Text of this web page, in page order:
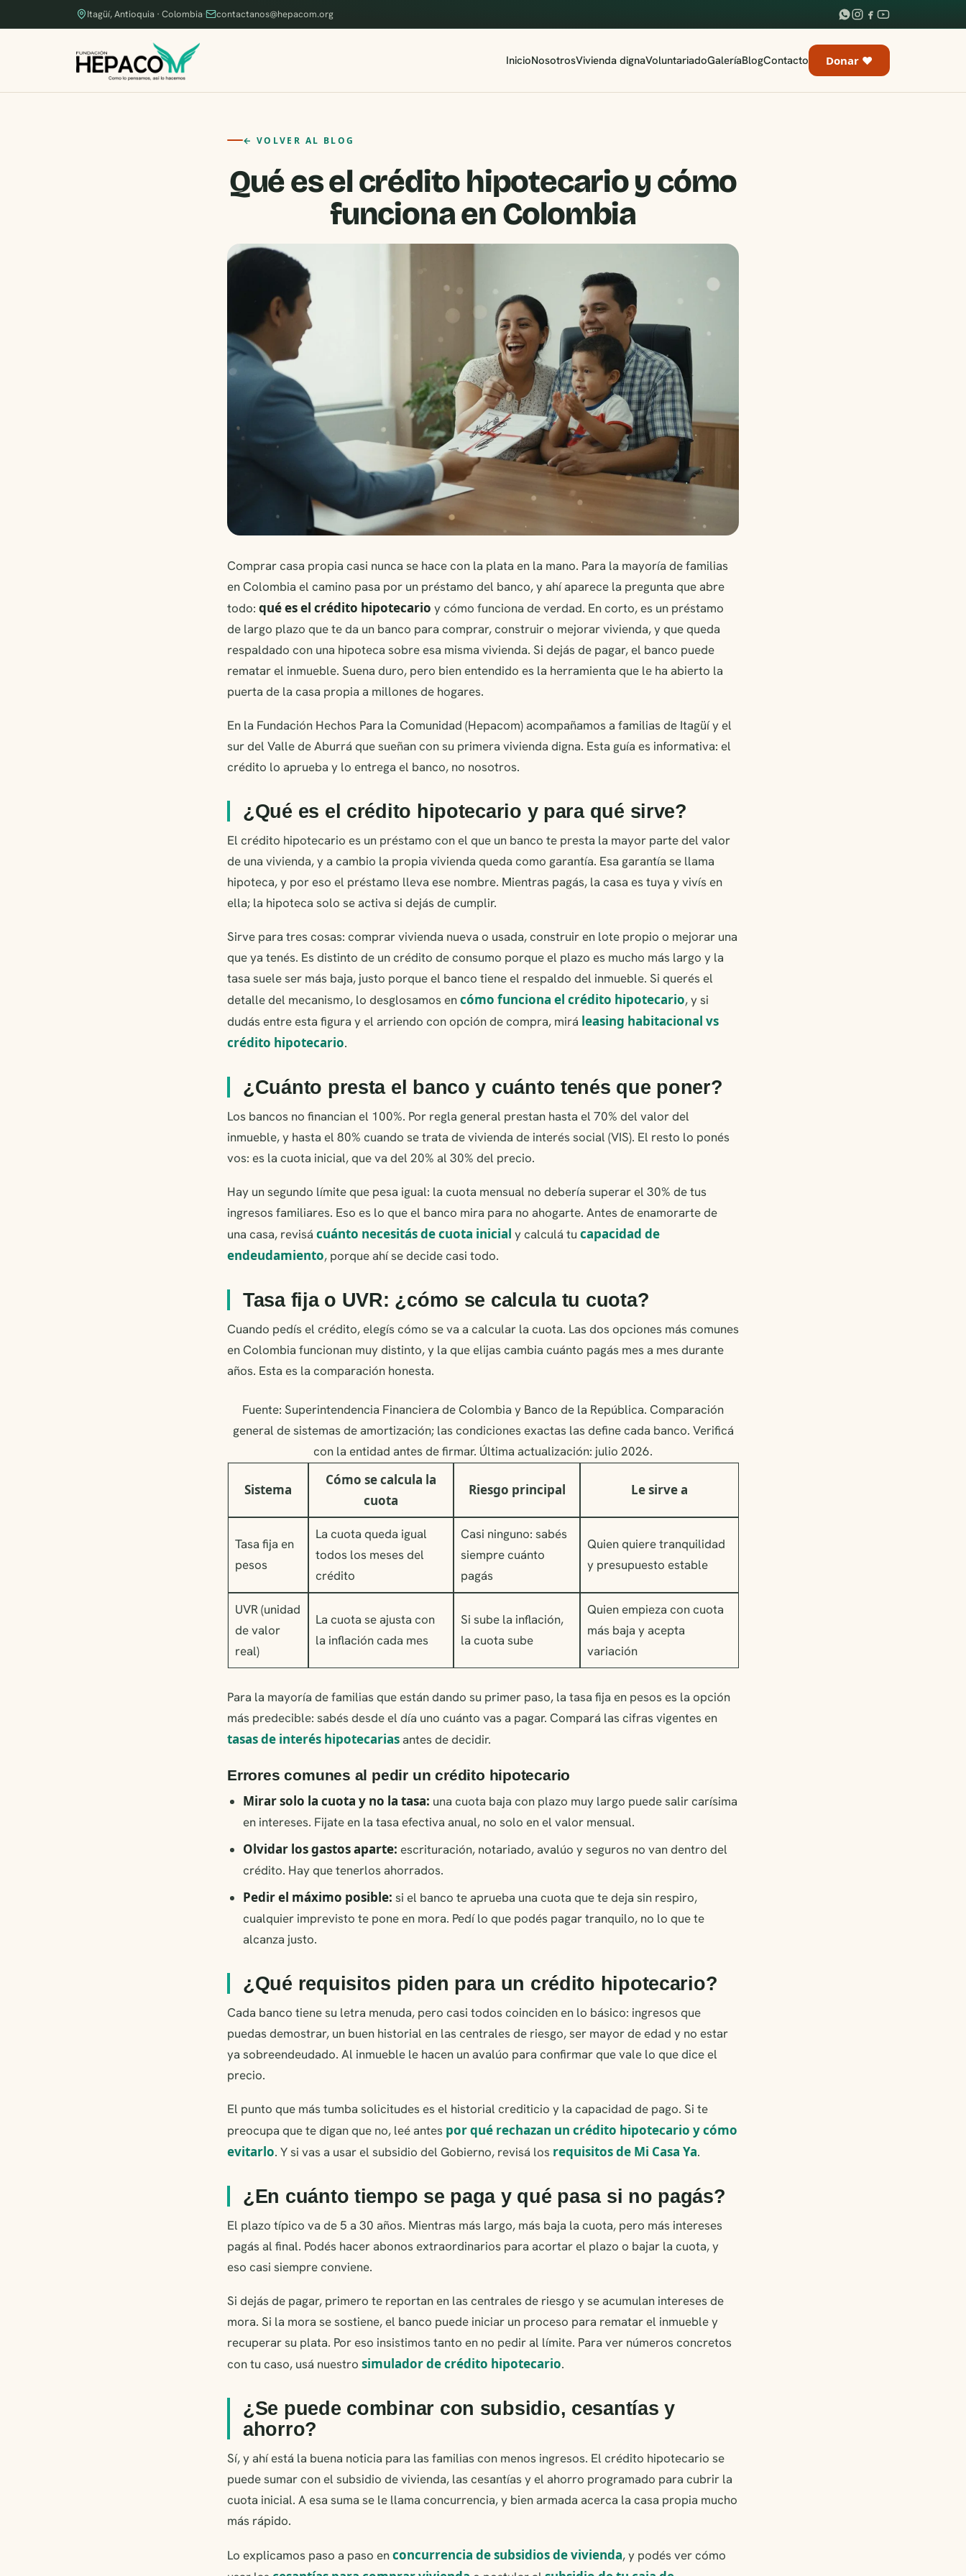
Itagüí, Antioquia · Colombia· contactanos@hepacom.org
InicioNosotrosVivienda dignaVoluntariadoGaleríaBlogContacto Donar ♥
← VOLVER AL BLOG
Qué es el crédito hipotecario y cómo
funciona en Colombia
Comprar casa propia casi nunca se hace con la plata en la mano. Para la mayoría de familias
en Colombia el camino pasa por un préstamo del banco, y ahí aparece la pregunta que abre
todo: qué es el crédito hipotecario y cómo funciona de verdad. En corto, es un préstamo
de largo plazo que te da un banco para comprar, construir o mejorar vivienda, y que queda
respaldado con una hipoteca sobre esa misma vivienda. Si dejás de pagar, el banco puede
rematar el inmueble. Suena duro, pero bien entendido es la herramienta que le ha abierto la
puerta de la casa propia a millones de hogares.
En la Fundación Hechos Para la Comunidad (Hepacom) acompañamos a familias de Itagüí y el
sur del Valle de Aburrá que sueñan con su primera vivienda digna. Esta guía es informativa: el
crédito lo aprueba y lo entrega el banco, no nosotros.
¿Qué es el crédito hipotecario y para qué sirve?
El crédito hipotecario es un préstamo con el que un banco te presta la mayor parte del valor
de una vivienda, y a cambio la propia vivienda queda como garantía. Esa garantía se llama
hipoteca, y por eso el préstamo lleva ese nombre. Mientras pagás, la casa es tuya y vivís en
ella; la hipoteca solo se activa si dejás de cumplir.
Sirve para tres cosas: comprar vivienda nueva o usada, construir en lote propio o mejorar una
que ya tenés. Es distinto de un crédito de consumo porque el plazo es mucho más largo y la
tasa suele ser más baja, justo porque el banco tiene el respaldo del inmueble. Si querés el
detalle del mecanismo, lo desglosamos encómo funciona el crédito hipotecario, y si
dudás entre esta figura y el arriendo con opción de compra, mirá leasing habitacional vs
crédito hipotecario.
¿Cuánto presta el banco y cuánto tenés que poner?
Los bancos no financian el 100%. Por regla general prestan hasta el 70% del valor del
inmueble, y hasta el 80% cuando se trata de vivienda de interés social (VIS). El resto lo ponés
vos: es la cuota inicial, que va del 20% al 30% del precio.
Hay un segundo límite que pesa igual: la cuota mensual no debería superar el 30% de tus
ingresos familiares. Eso es lo que el banco mira para no ahogarte. Antes de enamorarte de
una casa, revisá cuánto necesitás de cuota inicial y calculá tu capacidad de
endeudamiento, porque ahí se decide casi todo.
Tasa fija o UVR: ¿cómo se calcula tu cuota?
Cuando pedís el crédito, elegís cómo se va a calcular la cuota. Las dos opciones más comunes
en Colombia funcionan muy distinto, y la que elijas cambia cuánto pagás mes a mes durante
años. Esta es la comparación honesta.
Fuente: Superintendencia Financiera de Colombia y Banco de la República. Comparación
general de sistemas de amortización; las condiciones exactas las define cada banco. Verificá
con la entidad antes de firmar. Última actualización: julio 2026.
Sistema
Cómo se calcula la
cuota
Riesgo principal Le sirve a
Tasa fija en
pesos
La cuota queda igual
todos los meses del
crédito
Casi ninguno: sabés
siempre cuánto
pagás
Quien quiere tranquilidad
y presupuesto estable
UVR (unidad
de valor
real)
La cuota se ajusta con
la inflación cada mes
Si sube la inflación,
la cuota sube
Quien empieza con cuota
más baja y acepta
variación
Para la mayoría de familias que están dando su primer paso, la tasa fija en pesos es la opción
más predecible: sabés desde el día uno cuánto vas a pagar. Compará las cifras vigentes en
tasas de interés hipotecariasantes de decidir.
Errores comunes al pedir un crédito hipotecario
Mirar solo la cuota y no la tasa: una cuota baja con plazo muy largo puede salir carísima
en intereses. Fijate en la tasa efectiva anual, no solo en el valor mensual.
Olvidar los gastos aparte: escrituración, notariado, avalúo y seguros no van dentro del
crédito. Hay que tenerlos ahorrados.
Pedir el máximo posible: si el banco te aprueba una cuota que te deja sin respiro,
cualquier imprevisto te pone en mora. Pedí lo que podés pagar tranquilo, no lo que te
alcanza justo.
¿Qué requisitos piden para un crédito hipotecario?
Cada banco tiene su letra menuda, pero casi todos coinciden en lo básico: ingresos que
puedas demostrar, un buen historial en las centrales de riesgo, ser mayor de edad y no estar
ya sobreendeudado. Al inmueble le hacen un avalúo para confirmar que vale lo que dice el
precio.
El punto que más tumba solicitudes es el historial crediticio y la capacidad de pago. Si te
preocupa que te digan que no, leé antes por qué rechazan un crédito hipotecario y cómo
evitarlo. Y si vas a usar el subsidio del Gobierno, revisá los requisitos de Mi Casa Ya.
¿En cuánto tiempo se paga y qué pasa si no pagás?
El plazo típico va de 5 a 30 años. Mientras más largo, más baja la cuota, pero más intereses
pagás al final. Podés hacer abonos extraordinarios para acortar el plazo o bajar la cuota, y
eso casi siempre conviene.
Si dejás de pagar, primero te reportan en las centrales de riesgo y se acumulan intereses de
mora. Si la mora se sostiene, el banco puede iniciar un proceso para rematar el inmueble y
recuperar su plata. Por eso insistimos tanto en no pedir al límite. Para ver números concretos
con tu caso, usá nuestro simulador de crédito hipotecario.
¿Se puede combinar con subsidio, cesantías y
ahorro?
Sí, y ahí está la buena noticia para las familias con menos ingresos. El crédito hipotecario se
puede sumar con el subsidio de vivienda, las cesantías y el ahorro programado para cubrir la
cuota inicial. A esa suma se le llama concurrencia, y bien armada acerca la casa propia mucho
más rápido.
Lo explicamos paso a paso enconcurrencia de subsidios de vivienda, y podés ver cómo